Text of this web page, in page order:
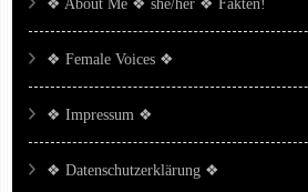
❖ About Me ❖ she/her ❖ Fakten!
❖ Female Voices ❖
❖ Impressum ❖
❖ Datenschutzerklärung ❖